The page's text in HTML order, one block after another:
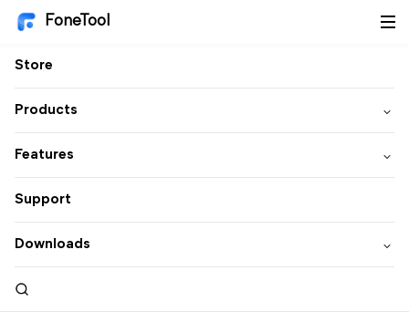
FoneTool
Store
Products
Features
Support
Downloads